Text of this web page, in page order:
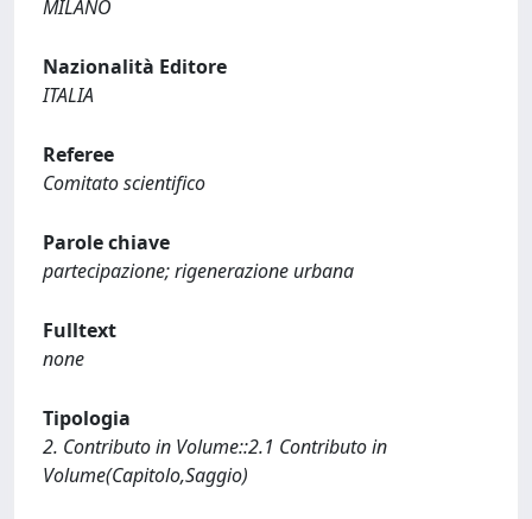
MILANO
Nazionalità Editore
ITALIA
Referee
Comitato scientifico
Parole chiave
partecipazione; rigenerazione urbana
Fulltext
none
Tipologia
2. Contributo in Volume::2.1 Contributo in
Volume(Capitolo,Saggio)